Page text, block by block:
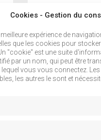
Cookies - Gestion du
expérience de
que les cookies pour
"cookie" est une suite
par un nom, qui peut être
lequel vous vous connectez.
les autres le sont et